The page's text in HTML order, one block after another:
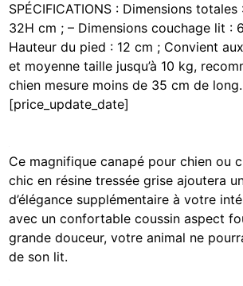
SPÉCIFICATIONS : Dimensions
32H cm ; – Dimensions couchage lit :
Hauteur du pied : 12 cm ; Convient
et moyenne taille jusqu’à 10 kg,
chien mesure moins de 35 cm de long.
[price_update_date]
Ce magnifique canapé pour chien ou
chic en résine tressée grise ajoutera
d’élégance supplémentaire à votre
avec un confortable coussin aspect
grande douceur, votre animal ne
de son lit.